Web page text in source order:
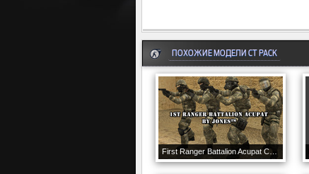
ПОХОЖИЕ МОДЕЛИ CT PACK
First Ranger Battalion Acupat CT Pack